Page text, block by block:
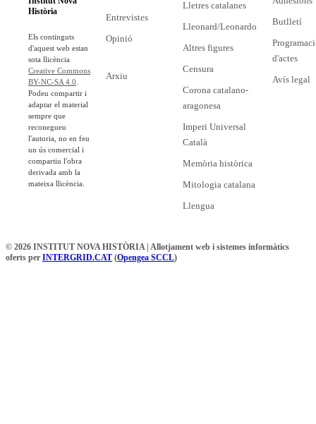
Història
Els continguts
d'aquest web estan
sota llicència
Creative Commons
BY-NC-SA 4.0
Podeu compartir i
adaptar el material
sempre que
reconegueu
l'autoria, no en feu
un ús comercial i
compartiu l'obra
derivada amb la
mateixa llicència.
Entrevistes
Opinió
Arxiu
Lletres catalanes
Lleonard/Leonardo
Altres figures
Censura
Corona catalano-
aragonesa
Imperi Universal
Català
Memòria històrica
Mitologia catalana
Llengua
Butlletí
d'actes
Avís legal
© 2026 INSTITUT NOVA HISTÒRIA | Allotjament web i sistemes informàtics
oferts per INTERGRID.CAT (Opengea SCCL)